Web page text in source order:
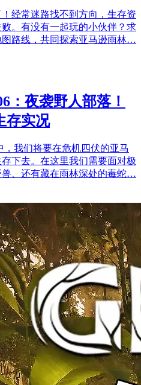
经常迷路找不到方向，生存资
。有没有一起玩的小伙伴？求
路线，共同探索亚马逊雨林…
：夜袭野人部落！
存实况
我们将要在危机四伏的亚马
下去。在这里我们需要面对极
、还有藏在雨林深处的毒蛇…